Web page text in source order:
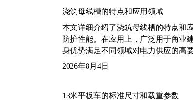
浇筑母线槽的特点和应用领域
本文详细介绍了浇筑母线槽的特点和
防护性能。在应用上，广泛用于商业
身优势满足不同领域对电力供应的高
2026年8月4日
13米平板车的标准尺寸和载重参数